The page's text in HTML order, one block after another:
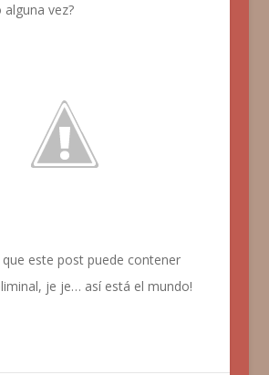
vez?
este post puede contener
je je… así está el mundo!